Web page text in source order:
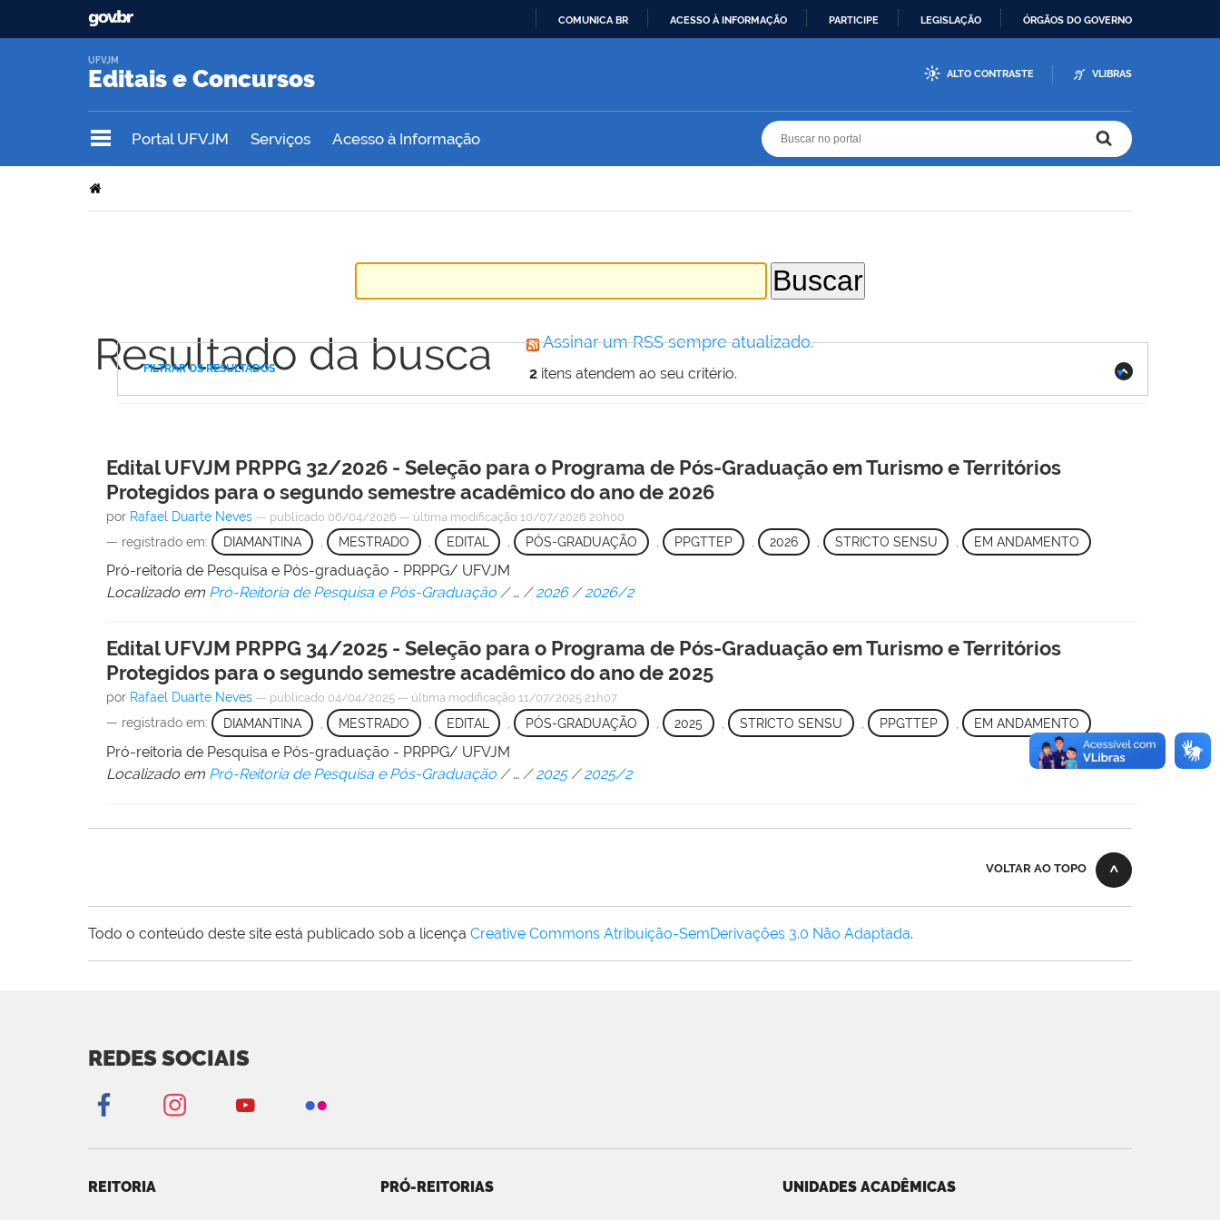
COMUNICA BR ACESSO À INFORMAÇÃO PARTICIPE LEGISLAÇÃO ÓRGÃOS DO GOVERNO
Editais e Concursos
UFVJM
ALTO CONTRASTE VLIBRAS
Portal UFVJM Serviços Acesso à Informação
Resultado da busca Assinar um RSS sempre atualizado.
2itens atendem ao seu critério.
FILTRAR OS RESULTADOS
Edital UFVJM PRPPG 32/2026 - Seleção para o Programa de Pós-Graduação em Turismo e Territórios
Protegidos para o segundo semestre acadêmico do ano de 2026
por Rafael Duarte Neves — publicado 06/04/2026 — última modificação 10/07/2026 20h00
— registrado em: DIAMANTINA MESTRADO EDITAL , PÓS-GRADUAÇÃO , PPGTTEP 2026 STRICTO SENSU , EM ANDAMENTO
Pró-reitoria de Pesquisa e Pós-graduação - PRPPG/ UFVJM
Localizado em Pró-Reitoria de Pesquisa e Pós-Graduação /…/2026 /2026/2
Edital UFVJM PRPPG 34/2025 - Seleção para o Programa de Pós-Graduação em Turismo e Territórios
Protegidos para o segundo semestre acadêmico do ano de 2025
por Rafael Duarte Neves — publicado 04/04/2025 — última modificação 11/07/2025 21h07
— registrado em: DIAMANTINA MESTRADO EDITAL , PÓS-GRADUAÇÃO , 2025 STRICTO SENSU PPGTTEP , EM ANDAMENTO
Pró-reitoria de Pesquisa e Pós-graduação - PRPPG/ UFVJM
Localizado em Pró-Reitoria de Pesquisa e Pós-Graduação /…/2025 /2025/2
VOLTAR AO TOPO
Todo o conteúdo deste site está publicado sob a licença Creative Commons Atribuição-SemDerivações 3.0 Não Adaptada.
REDES SOCIAIS
REITORIA PRÓ-REITORIAS UNIDADES ACADÊMICAS